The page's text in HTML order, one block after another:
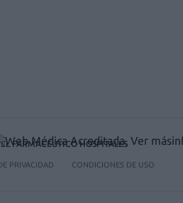
EL FARMACÉUTICO HOSPITALES
PRIVACIDAD CONDICIONES DE USO